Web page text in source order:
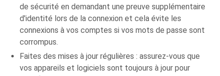
de sécurité en demandant une preuve supplémentaire
d'identité lors de la connexion et cela évite les
connexions à vos comptes si vos mots de passe sont
corrompus.
Faites des mises à jour régulières : assurez-vous que
vos appareils et logiciels sont toujours à jour pour